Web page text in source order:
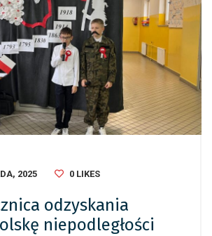
2025 0 LIKES
odzyskania
niepodległości